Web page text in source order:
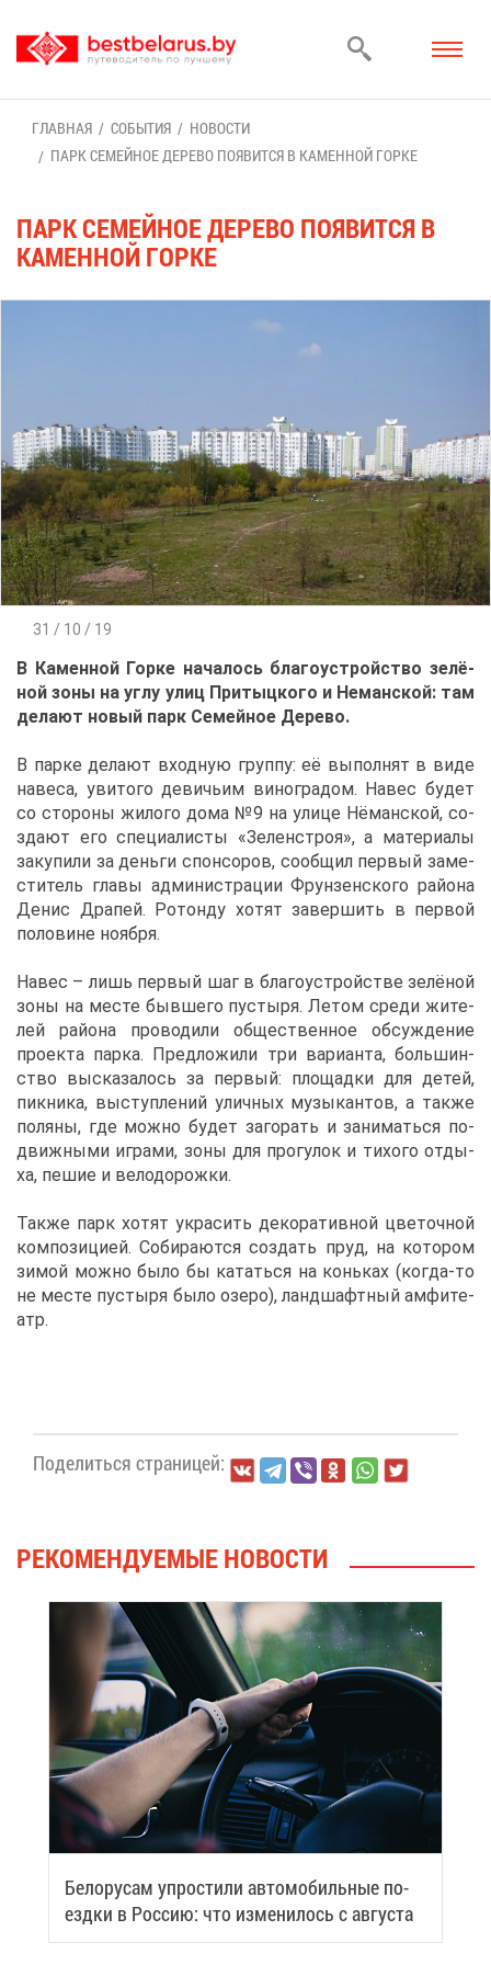
ГЛАВ­НАЯ СО­БЫ­ТИЯ
НО­ВО­СТИ
ПАРК СЕ­МЕЙ­НОЕ ДЕ­РЕ­ВО ПО­ЯВИТ­СЯ В КА­МЕН­НОЙ ГОР­КЕ
ПАРК СЕ­МЕЙ­НОЕ ДЕ­РЕ­ВО ПО­ЯВИТ­СЯ В
КА­МЕН­НОЙ ГОР­КЕ
31 / 10 / 19
В Ка­мен­ной Гор­ке на­ча­лось бла­го­устрой­ство зе­лё­
ной зо­ны на уг­лу улиц При­тыц­ко­го и Неман­ской: там
де­ла­ют но­вый парк Се­мей­ное Де­ре­во.
В пар­ке де­ла­ют вход­ную груп­пу: её вы­пол­нят в ви­де
на­ве­са, уви­то­го де­ви­чьим ви­но­гра­дом. На­вес бу­дет
со сто­ро­ны жи­ло­го до­ма №9 на ули­це Нё­ман­ской, со­
зда­ют его спе­ци­а­ли­сты «Зе­лен­строя», а ма­те­ри­а­лы
за­ку­пи­ли за день­ги спон­со­ров, со­об­щил пер­вый за­ме­
сти­тель гла­вы ад­ми­ни­стра­ции Фрун­зен­ско­го рай­о­на
Де­нис Дра­пей. Ро­тон­ду хо­тят за­вер­шить в пер­вой
по­ло­вине но­яб­ря.
На­вес – лишь пер­вый шаг в бла­го­устрой­стве зе­лё­ной
зо­ны на ме­сте быв­ше­го пу­сты­ря. Ле­том сре­ди жи­те­
лей рай­о­на про­во­ди­ли об­ще­ствен­ное об­суж­де­ние
про­ек­та пар­ка. Пред­ло­жи­ли три ва­ри­ан­та, боль­шин­
ство вы­ска­за­лось за пер­вый: пло­щад­ки для де­тей,
пик­ни­ка, вы­ступ­ле­ний улич­ных му­зы­кан­тов, а та­к­же
по­ля­ны, где мож­но бу­дет за­го­рать и за­ни­мать­ся по­
движ­ны­ми иг­ра­ми, зо­ны для про­гу­лок и ти­хо­го от­ды­
ха, пе­шие и ве­ло­до­рож­ки.
Та­к­же парк хо­тят укра­сить де­ко­ра­тив­ной цве­точ­ной
ком­по­зи­ци­ей. Со­би­ра­ют­ся со­здать пруд, на ко­то­ром
зи­мой мож­но бы­ло бы ка­тать­ся на конь­ках (ко­гда-то
не ме­сте пу­сты­ря бы­ло озе­ро), ланд­шафт­ный ам­фи­те­
атр.
По­де­лить­ся стра­ни­цей:
РЕ­КО­МЕН­ДУ­Е­МЫЕ НО­ВО­СТИ
Бе­ло­ру­сам упро­сти­ли ав­то­мо­биль­ные по­
езд­ки в Рос­сию: что из­ме­ни­лось с ав­гу­ста